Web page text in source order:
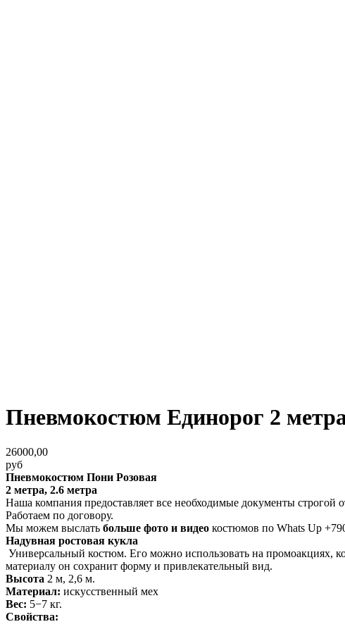
Пневмокостюм Единорог 2
26000,00
руб
Пневмокостюм Пони Розовая
2 метра, 2.6 метра
Наша компания предоставляет все необходимые документы строгой
Работаем по договору.
Мы можем выслать больше фото и видео костюмов по Whats Up
Надувная ростовая кукла
Универсальный костюм. Его можно использовать на промоакциях,
материалу он сохранит форму и привлекательный вид.
Высота 2 м, 2,6 м.
Материал: искусственный мех
Вес: 5−7 кг.
Свойства: